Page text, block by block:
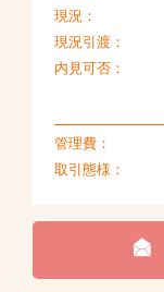
現況：
現況引渡：
内見可否：
管理費：
取引態様：